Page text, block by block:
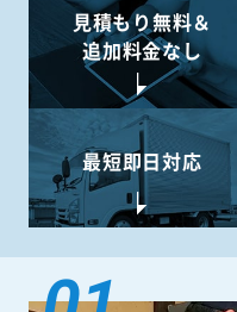
見積もり無料＆
追加料金なし
最短即日対応